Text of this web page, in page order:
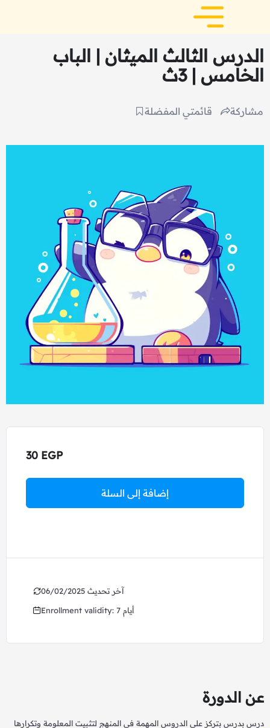
الدرس الثالث الميثان | الباب
الخامس | 3ث
قائمتي المفضلة مشاركة
30 EGP
إضافة إلى السلة
06/02/2025 آخر تحديث
Enrollment validity: 7 أيام
عن الدورة
درس بدرس بتركز على الدروس المهمة في المنهج لتثبيت المعلومة وتكرارها